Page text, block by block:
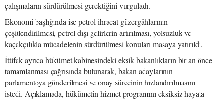
çalışmaların sürdürülmesi gerektiğini vurguladı.
Ekonomi başlığında ise petrol ihracat güzergâhlarının
çeşitlendirilmesi, petrol dışı gelirlerin artırılması, yolsuzluk ve
kaçakçılıkla mücadelenin sürdürülmesi konuları masaya yatırıldı.
İttifak ayrıca hükümet kabinesindeki eksik bakanlıkların bir an önce
tamamlanması çağrısında bulunarak, bakan adaylarının
parlamentoya gönderilmesi ve onay sürecinin hızlandırılmasını
istedi. Açıklamada, hükümetin hizmet programını eksiksiz hayata